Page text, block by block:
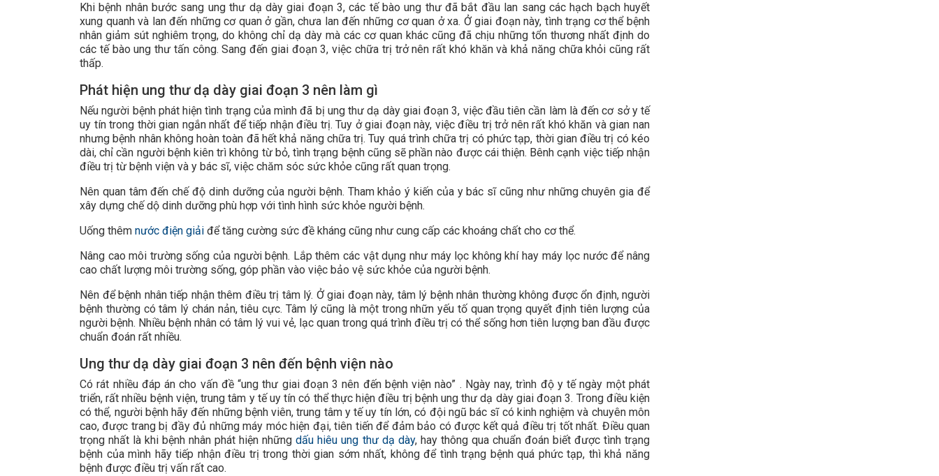
Khi bệnh nhân bước sang ung thư dạ dày giai đoạn 3, các tế bào ung thư đã bắt đầu lan sang các hạch bạch huyết
xung quanh và lan đến những cơ quan ở gần, chưa lan đến những cơ quan ở xa. Ở giai đoạn này, tình trạng cơ thể bệnh
nhân giảm sút nghiêm trọng, do không chỉ dạ dày mà các cơ quan khác cũng đã chịu những tổn thương nhất định do
các tế bào ung thư tấn công. Sang đến giai đoạn 3, việc chữa trị trở nên rất khó khăn và khả năng chữa khỏi cũng rất
thấp.
Phát hiện ung thư dạ dày giai đoạn 3 nên làm gì
Nếu người bệnh phát hiện tình trạng của mình đã bị ung thư dạ dày giai đoạn 3, việc đầu tiên cần làm là đến cơ sở y tế
uy tín trong thời gian ngắn nhất để tiếp nhận điều trị. Tuy ở giai đoạn này, việc điều trị trở nên rất khó khăn và gian nan
nhưng bệnh nhân không hoàn toàn đã hết khả năng chữa trị. Tuy quá trình chữa trị có phức tạp, thời gian điều trị có kéo
dài, chỉ cần người bệnh kiên trì không từ bỏ, tình trạng bệnh cũng sẽ phần nào được cái thiện. Bênh cạnh việc tiếp nhận
điều trị từ bệnh viện và y bác sĩ, việc chăm sóc sức khỏe cũng rất quan trọng.
Nên quan tâm đến chế độ dinh dưỡng của người bệnh. Tham khảo ý kiến của y bác sĩ cũng như những chuyên gia để
xây dựng chế dộ dinh dưỡng phù hợp với tình hình sức khỏe người bệnh.
Uống thêm nước điện giải để tăng cường sức đề kháng cũng như cung cấp các khoáng chất cho cơ thể.
Nâng cao môi trường sống của người bệnh. Lắp thêm các vật dụng như máy lọc không khí hay máy lọc nước để nâng
cao chất lượng môi trường sống, góp phần vào việc bảo vệ sức khỏe của người bệnh.
Nên để bệnh nhân tiếp nhận thêm điều trị tâm lý. Ở giai đoạn này, tâm lý bệnh nhân thường không được ổn định, người
bệnh thường có tâm lý chán nản, tiêu cực. Tâm lý cũng là một trong nhữn yếu tố quan trọng quyết định tiên lượng của
người bệnh. Nhiều bệnh nhân có tâm lý vui vẻ, lạc quan trong quá trình điều trị có thể sống hơn tiên lượng ban đầu được
chuẩn đoán rất nhiều.
Ung thư dạ dày giai đoạn 3 nên đến bệnh viện nào
Có rát nhiều đáp án cho vấn đề “ung thư giai đoạn 3 nên đến bệnh viện nào” . Ngày nay, trình độ y tế ngày một phát
triển, rất nhiều bệnh viện, trung tâm y tế uy tín có thể thực hiện điều trị bệnh ung thư dạ dày giai đoạn 3. Trong điều kiện
có thể, người bệnh hãy đến những bệnh viên, trung tâm y tế uy tín lớn, có đội ngũ bác sĩ có kinh nghiệm và chuyên môn
cao, được trang bị đầy đủ những máy móc hiện đại, tiên tiến để đảm bảo có được kết quả điều trị tốt nhất. Điều quan
trọng nhất là khi bệnh nhân phát hiện nhữngdấu hiêu ung thư dạ dày, hay thông qua chuẩn đoán biết được tình trạng
bệnh của mình hãy tiếp nhận điều trị trong thời gian sớm nhất, không để tình trạng bệnh quá phức tạp, thì khả năng
bệnh được điều trị vấn rất cao.